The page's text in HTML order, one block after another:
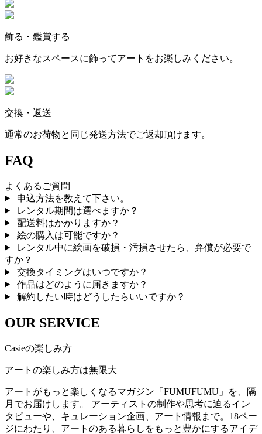
飾る・鑑賞する
お好きなスペースに飾ってアートをお楽しみください。
交換・返送
通常のお荷物と同じ発送方法でご返却頂けます。
FAQ
よくあるご質問
申込方法を教えて下さい。
レンタル期間は選べますか？
配送料はかかりますか？
絵の購入は可能ですか？
レンタル中に絵画を破損・汚損させたら、弁償が必要で
すか？
交換タイミングはいつですか？
作品はどのように届きますか？
解約したい時はどうしたらいいですか？
OUR SERVICE
Casieの楽しみ方
アートの楽しみ方は無限大
アートがもっと楽しくなるマガジン「FUMUFUMU」を、隔
月でお届けします。 アーティストの制作や思考に迫るイン
タビューや、キュレーション企画、アート情報まで。18ペー
ジにわたり、アートのある暮らしをもっと豊かにするアイデ